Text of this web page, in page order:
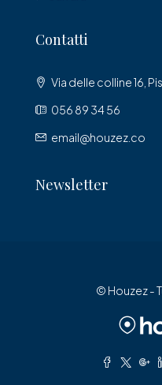
Contatti
Via delle colline 16,
056 89 34 56
email@houzez.co
Newsletter
© Houzez -